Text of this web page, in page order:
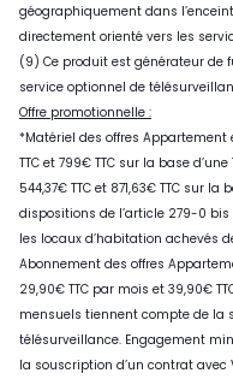
géographiquement dans
directement orienté vers les
(9) Ce produit est générateur de
service optionnel de
Offre promotionnelle :
*Matériel des offres
TTC et 799€ TTC sur la base
544,37€ TTC et 871,63€ TTC sur
dispositions de l’article 279-0 bis
les locaux d’habitation achevés
Abonnement des offres
29,90€ TTC par mois et 39,90€
mensuels tiennent compte de la
télésurveillance. Engagement
la souscription d’un contrat avec